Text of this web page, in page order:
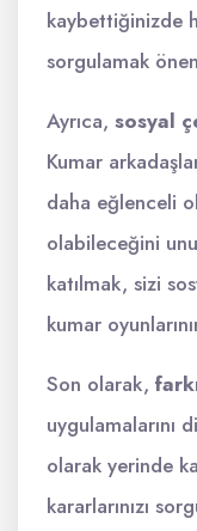
kaybettiğinizde
sorgulamak
Ayrıca, sosyal
Kumar
daha eğlenceli
olabileceğini
katılmak, sizi
kumar
Son olarak,
uygulamalarını
olarak yerinde
kararlarınızı